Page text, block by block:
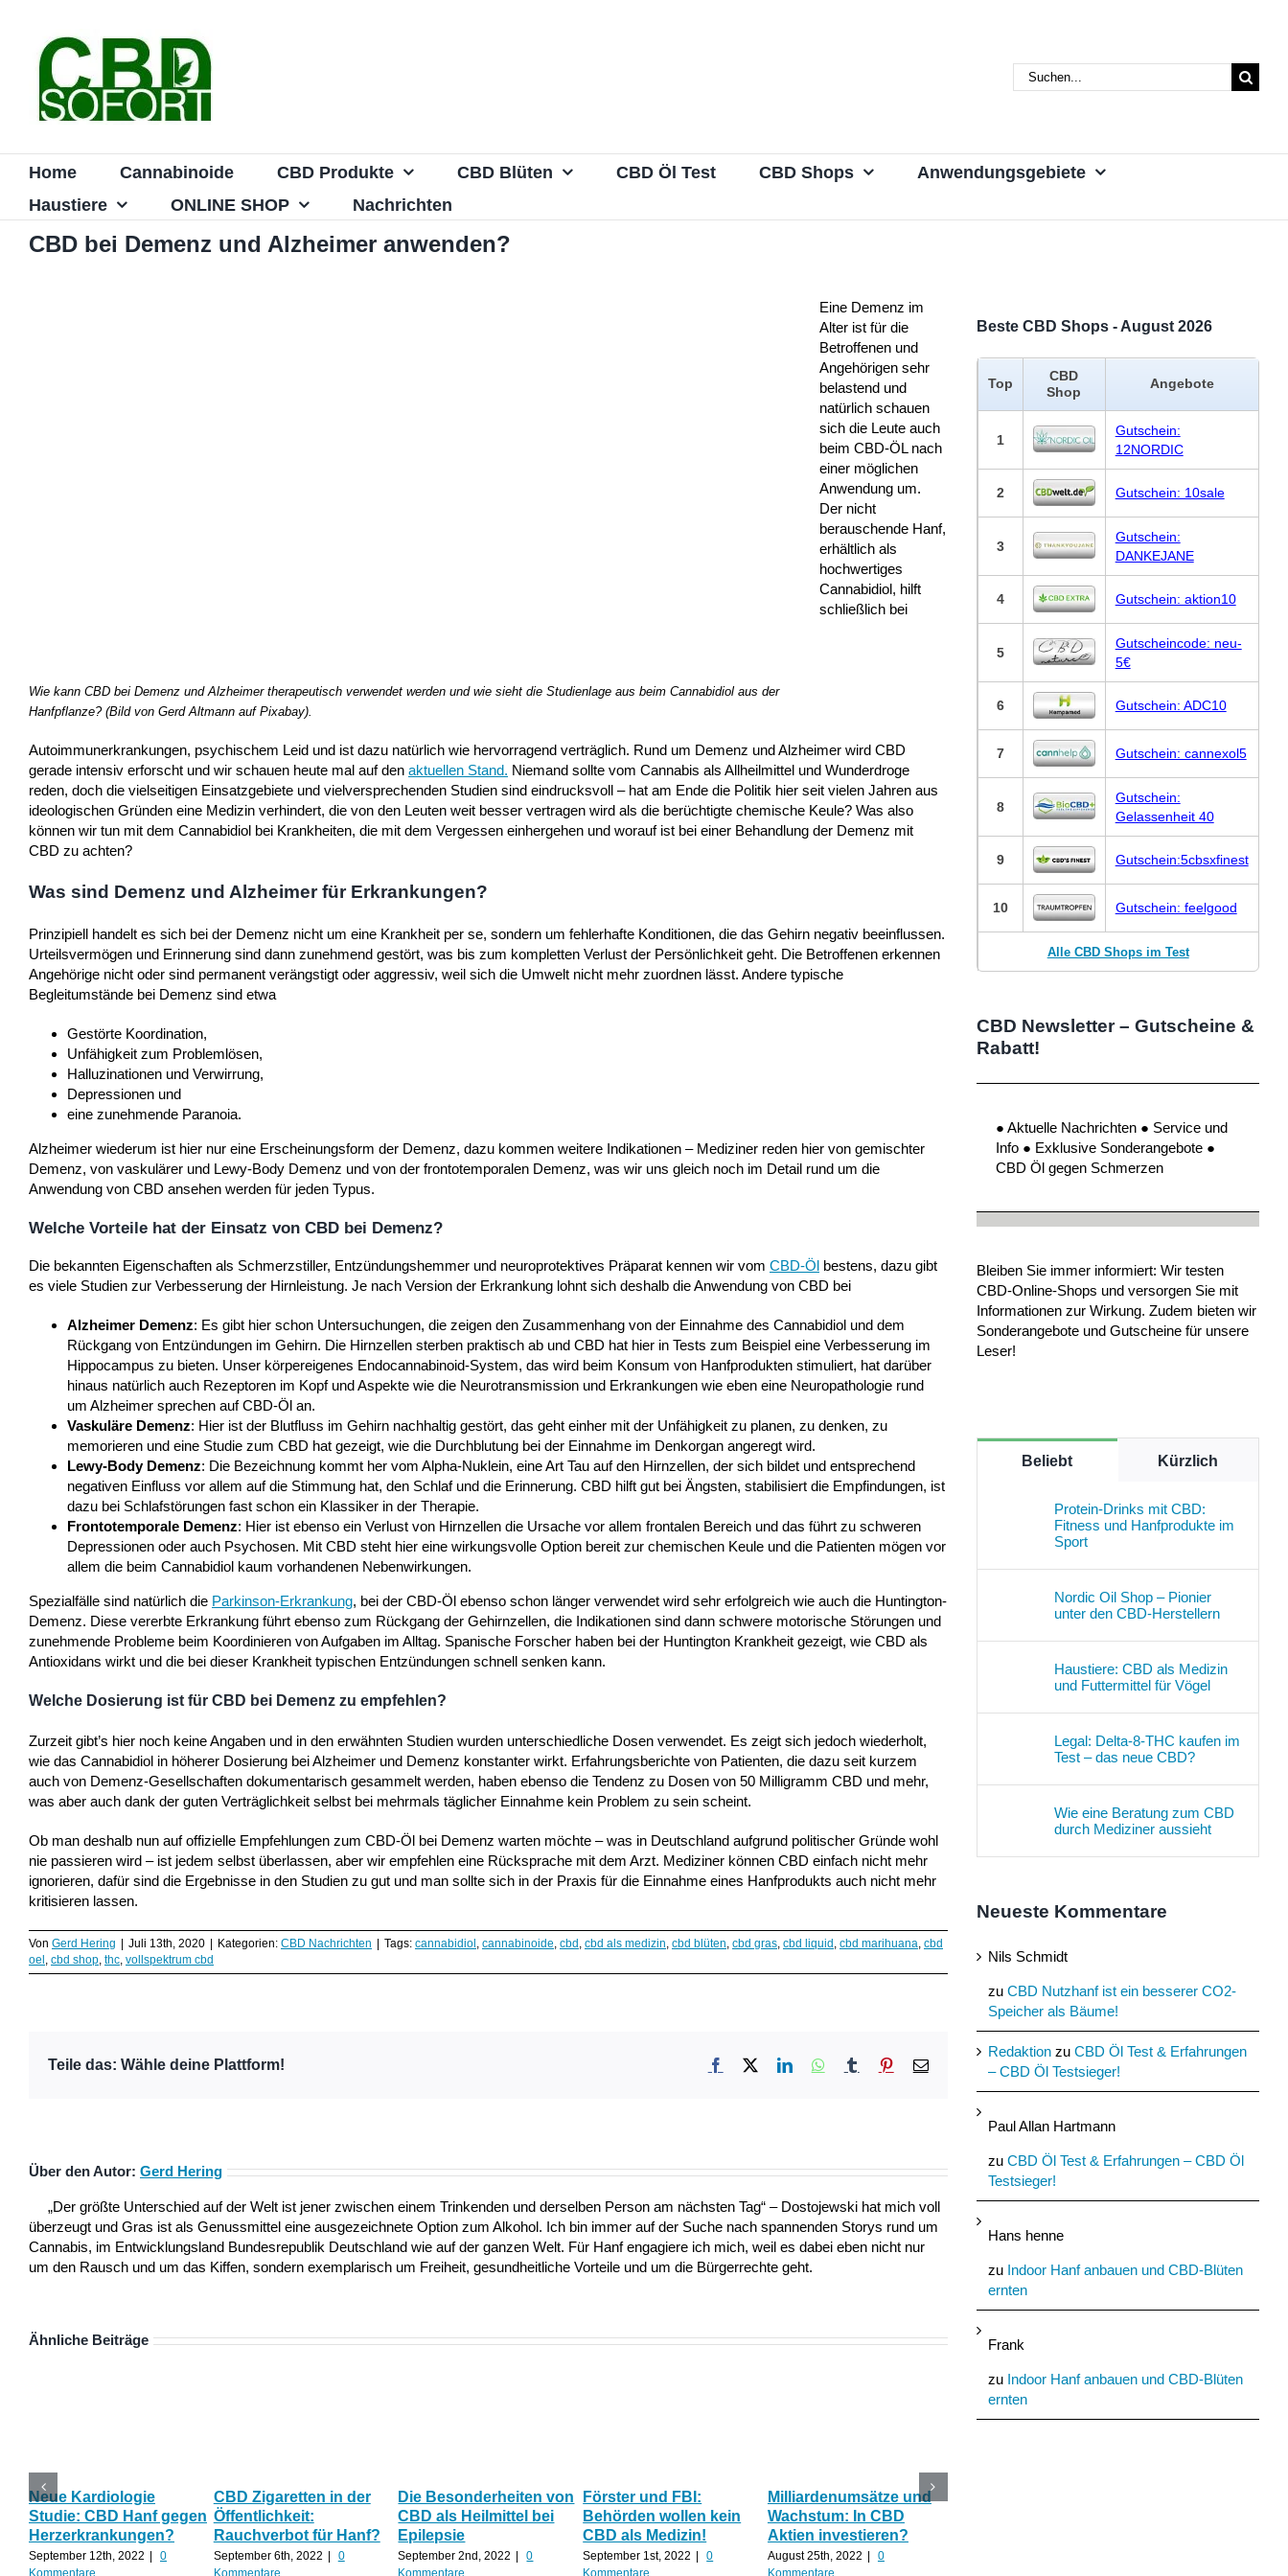
springen
Suche
nach:
Home Cannabinoide CBD Produkte CBD Blüten CBD Öl Test CBD Shops
Anwendungsgebiete
Haustiere
ONLINE SHOP Nachrichten
CBD bei Demenz und Alzheimer anwenden?
Wie kann CBD bei Demenz und Alzheimer therapeutisch verwendet werden und wie sieht die Studienlage aus beim Cannabidiol aus der
Hanfpflanze? (Bild von Gerd Altmann auf Pixabay).
Eine Demenz im
Alter ist für die
Betroffenen und
Angehörigen sehr
belastend und
natürlich schauen
sich die Leute auch
beim CBD-ÖL nach
einer möglichen
Anwendung um.
Der nicht
berauschende Hanf,
erhältlich als
hochwertiges
Cannabidiol, hilft
schließlich bei
Autoimmunerkrankungen, psychischem Leid und ist dazu natürlich wie hervorragend verträglich. Rund um Demenz und Alzheimer wird CBD
gerade intensiv erforscht und wir schauen heute mal auf den aktuellen Stand. Niemand sollte vom Cannabis als Allheilmittel und Wunderdroge
reden, doch die vielseitigen Einsatzgebiete und vielversprechenden Studien sind eindrucksvoll – hat am Ende die Politik hier seit vielen Jahren aus
ideologischen Gründen eine Medizin verhindert, die von den Leuten weit besser vertragen wird als die berüchtigte chemische Keule? Was also
können wir tun mit dem Cannabidiol bei Krankheiten, die mit dem Vergessen einhergehen und worauf ist bei einer Behandlung der Demenz mit
CBD zu achten?
Was sind Demenz und Alzheimer für Erkrankungen?
Prinzipiell handelt es sich bei der Demenz nicht um eine Krankheit per se, sondern um fehlerhafte Konditionen, die das Gehirn negativ beeinflussen.
Urteilsvermögen und Erinnerung sind dann zunehmend gestört, was bis zum kompletten Verlust der Persönlichkeit geht. Die Betroffenen erkennen
Angehörige nicht oder sind permanent verängstigt oder aggressiv, weil sich die Umwelt nicht mehr zuordnen lässt. Andere typische
Begleitumstände bei Demenz sind etwa
Gestörte Koordination,
Unfähigkeit zum Problemlösen,
Halluzinationen und Verwirrung,
Depressionen und
eine zunehmende Paranoia.
Alzheimer wiederum ist hier nur eine Erscheinungsform der Demenz, dazu kommen weitere Indikationen – Mediziner reden hier von gemischter
Demenz, von vaskulärer und Lewy-Body Demenz und von der frontotemporalen Demenz, was wir uns gleich noch im Detail rund um die
Anwendung von CBD ansehen werden für jeden Typus.
Welche Vorteile hat der Einsatz von CBD bei Demenz?
Die bekannten Eigenschaften als Schmerzstiller, Entzündungshemmer und neuroprotektives Präparat kennen wir vom CBD-Öl bestens, dazu gibt
es viele Studien zur Verbesserung der Hirnleistung. Je nach Version der Erkrankung lohnt sich deshalb die Anwendung von CBD bei
Alzheimer Demenz: Es gibt hier schon Untersuchungen, die zeigen den Zusammenhang von der Einnahme des Cannabidiol und dem
Rückgang von Entzündungen im Gehirn. Die Hirnzellen sterben praktisch ab und CBD hat hier in Tests zum Beispiel eine Verbesserung im
Hippocampus zu bieten. Unser körpereigenes Endocannabinoid-System, das wird beim Konsum von Hanfprodukten stimuliert, hat darüber
hinaus natürlich auch Rezeptoren im Kopf und Aspekte wie die Neurotransmission und Erkrankungen wie eben eine Neuropathologie rund
um Alzheimer sprechen auf CBD-Öl an.
Vaskuläre Demenz: Hier ist der Blutfluss im Gehirn nachhaltig gestört, das geht einher mit der Unfähigkeit zu planen, zu denken, zu
memorieren und eine Studie zum CBD hat gezeigt, wie die Durchblutung bei der Einnahme im Denkorgan angeregt wird.
Lewy-Body Demenz: Die Bezeichnung kommt her vom Alpha-Nuklein, eine Art Tau auf den Hirnzellen, der sich bildet und entsprechend
negativen Einfluss vor allem auf die Stimmung hat, den Schlaf und die Erinnerung. CBD hilft gut bei Ängsten, stabilisiert die Empfindungen, ist
dazu bei Schlafstörungen fast schon ein Klassiker in der Therapie.
Frontotemporale Demenz: Hier ist ebenso ein Verlust von Hirnzellen die Ursache vor allem frontalen Bereich und das führt zu schweren
Depressionen oder auch Psychosen. Mit CBD steht hier eine wirkungsvolle Option bereit zur chemischen Keule und die Patienten mögen vor
allem die beim Cannabidiol kaum vorhandenen Nebenwirkungen.
Spezialfälle sind natürlich die Parkinson-Erkrankung, bei der CBD-Öl ebenso schon länger verwendet wird sehr erfolgreich wie auch die Huntington-
Demenz. Diese vererbte Erkrankung führt ebenso zum Rückgang der Gehirnzellen, die Indikationen sind dann schwere motorische Störungen und
zunehmende Probleme beim Koordinieren von Aufgaben im Alltag. Spanische Forscher haben bei der Huntington Krankheit gezeigt, wie CBD als
Antioxidans wirkt und die bei dieser Krankheit typischen Entzündungen schnell senken kann.
Welche Dosierung ist für CBD bei Demenz zu empfehlen?
Zurzeit gibt’s hier noch keine Angaben und in den erwähnten Studien wurden unterschiedliche Dosen verwendet. Es zeigt sich jedoch wiederholt,
wie das Cannabidiol in höherer Dosierung bei Alzheimer und Demenz konstanter wirkt. Erfahrungsberichte von Patienten, die dazu seit kurzem
auch von Demenz-Gesellschaften dokumentarisch gesammelt werden, haben ebenso die Tendenz zu Dosen von 50 Milligramm CBD und mehr,
was aber auch dank der guten Verträglichkeit selbst bei mehrmals täglicher Einnahme kein Problem zu sein scheint.
Ob man deshalb nun auf offizielle Empfehlungen zum CBD-Öl bei Demenz warten möchte – was in Deutschland aufgrund politischer Gründe wohl
nie passieren wird – ist jedem selbst überlassen, aber wir empfehlen eine Rücksprache mit dem Arzt. Mediziner können CBD einfach nicht mehr
ignorieren, dafür sind die Ergebnisse in den Studien zu gut und man sollte sich in der Praxis für die Einnahme eines Hanfprodukts auch nicht mehr
kritisieren lassen.
Von Gerd Hering Juli 13th, 2020 Kategorien: CBD Nachrichten Tags: cannabidiol , cannabinoide, cbd , cbd als medizin, cbd blüten, cbd gras, cbd liquid , cbd marihuana, cbd
oel , cbd shop, thc, vollspektrum cbd
Teile das: Wähle deine Plattform! Facebook
X LinkedInWhatsApp
TumblrPinterest
E-
Über den Autor: Gerd Hering
„Der größte Unterschied auf der Welt ist jener zwischen einem Trinkenden und derselben Person am nächsten Tag“ – Dostojewski hat mich voll
überzeugt und Gras ist als Genussmittel eine ausgezeichnete Option zum Alkohol. Ich bin immer auf der Suche nach spannenden Storys rund um
Cannabis, im Entwicklungsland Bundesrepublik Deutschland wie auf der ganzen Welt. Für Hanf engagiere ich mich, weil es dabei eben nicht nur
um den Rausch und um das Kiffen, sondern exemplarisch um Freiheit, gesundheitliche Vorteile und um die Bürgerrechte geht.
Ähnliche Beiträge
Neue Kardiologie
Studie: CBD Hanf gegen
Herzerkrankungen?
September 12th, 2022
0
Kommentare
CBD Zigaretten in der
Öffentlichkeit:
Rauchverbot für Hanf?
September 6th, 2022
0
Kommentare
Die Besonderheiten von
CBD als Heilmittel bei
Epilepsie
September 2nd, 2022
0
Kommentare
Förster und FBI:
Behörden wollen kein
CBD als Medizin!
September 1st, 2022
0
Kommentare
Milliardenumsätze und
Wachstum: In CBD
Aktien investieren?
August 25th, 2022
0
Kommentare
Beste CBD Shops - August 2026
Top
CBD
Shop
Angebote
1
Gutschein:
12NORDIC
2 Gutschein: 10sale
3
Gutschein:
DANKEJANE
4 Gutschein: aktion10
5
Gutscheincode: neu-
5€
6 Gutschein: ADC10
7 Gutschein: cannexol5
8
Gutschein:
Gelassenheit 40
9 Gutschein:5cbsxfinest
10 Gutschein: feelgood
Alle CBD Shops im Test
CBD Newsletter – Gutscheine &
Rabatt!
● Aktuelle Nachrichten ● Service und
Info ● Exklusive Sonderangebote ●
CBD Öl gegen Schmerzen
Bleiben Sie immer informiert: Wir testen
CBD-Online-Shops und versorgen Sie mit
Informationen zur Wirkung. Zudem bieten wir
Sonderangebote und Gutscheine für unsere
Leser!
Beliebt Kürzlich
Protein-Drinks mit CBD:
Fitness und Hanfprodukte im
Sport
Nordic Oil Shop – Pionier
unter den CBD-Herstellern
Haustiere: CBD als Medizin
und Futtermittel für Vögel
Legal: Delta-8-THC kaufen im
Test – das neue CBD?
Wie eine Beratung zum CBD
durch Mediziner aussieht
Neueste Kommentare
Nils Schmidt
zu CBD Nutzhanf ist ein besserer CO2-
Speicher als Bäume!
Redaktion zu CBD Öl Test & Erfahrungen
– CBD Öl Testsieger!
Paul Allan Hartmann
zu CBD Öl Test & Erfahrungen – CBD Öl
Testsieger!
Hans henne
zu Indoor Hanf anbauen und CBD-Blüten
ernten
Frank
zu Indoor Hanf anbauen und CBD-Blüten
ernten